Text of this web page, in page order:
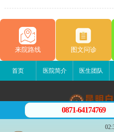
来院路线 图文问诊
首页 医院简介 医生团队
昆明白
昆明市五华
0871-64174769